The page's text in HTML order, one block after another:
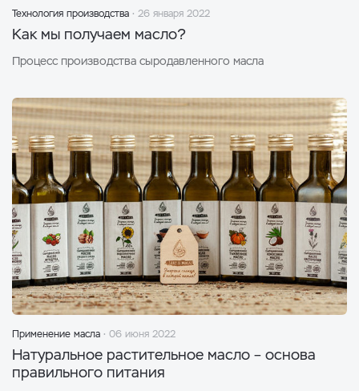
Технология производства 26 января 2022
Как мы получаем масло?
Процесс производства сыродавленного масла
Применение масла 06 июня 2022
Натуральное растительное масло – основа
правильного питания